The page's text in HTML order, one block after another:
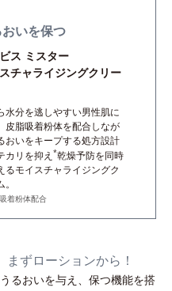
おいを保つ
ス ミスター
チャライジングクリー
水分を逃しやすい男性肌に
皮脂吸着粉体を配合しなが
おいをキープする処方設計
カリを抑え*乾燥予防を同時
るモイスチャライジングク
着粉体配合
ずローションから！
るおいを与え、保つ機能を搭